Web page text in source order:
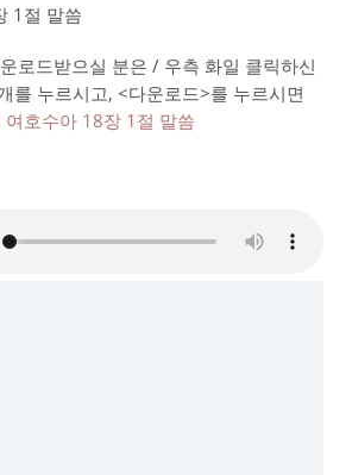
1절 말씀
로드받으실 분은 / 우측 화일 클릭하신
를 누르시고, <다운로드>를 누르시면
호수아 18장 1절 말씀